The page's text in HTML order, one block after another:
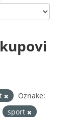
Oznake:
sport